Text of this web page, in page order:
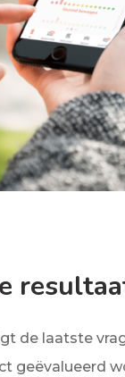
de laatste
geëvalueerd